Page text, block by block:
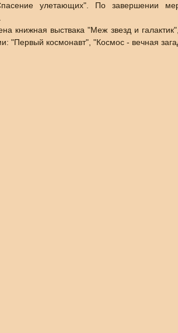
улетающих". По завершении
книжная выствака "Меж звезд и
"Первый космонавт", "Космос - вечная